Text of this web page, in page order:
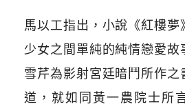
馬以工指出，小說《紅樓夢
少女之間單純的純情戀愛故
雪芹為影射宮廷暗鬥所作
道，就如同黃一農院士所